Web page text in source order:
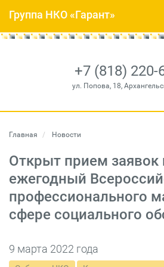
+7 (818) 220-
ул. Попова, 18,
Группа НКО «Гарант»
Главная Новости
Открыт прием заявок
ежегодный
профессионального
сфере социального
9 марта 2022 года